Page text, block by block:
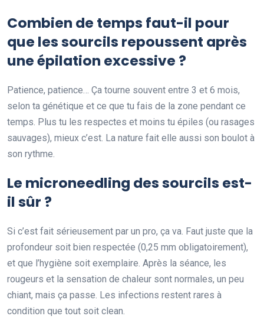
Combien de temps faut-il pour
que les sourcils repoussent après
une épilation excessive ?
Patience, patience… Ça tourne souvent entre 3 et 6 mois,
selon ta génétique et ce que tu fais de la zone pendant ce
temps. Plus tu les respectes et moins tu épiles (ou rasages
sauvages), mieux c’est. La nature fait elle aussi son boulot à
son rythme.
Le microneedling des sourcils est-
il sûr ?
Si c’est fait sérieusement par un pro, ça va. Faut juste que la
profondeur soit bien respectée (0,25 mm obligatoirement),
et que l’hygiène soit exemplaire. Après la séance, les
rougeurs et la sensation de chaleur sont normales, un peu
chiant, mais ça passe. Les infections restent rares à
condition que tout soit clean.